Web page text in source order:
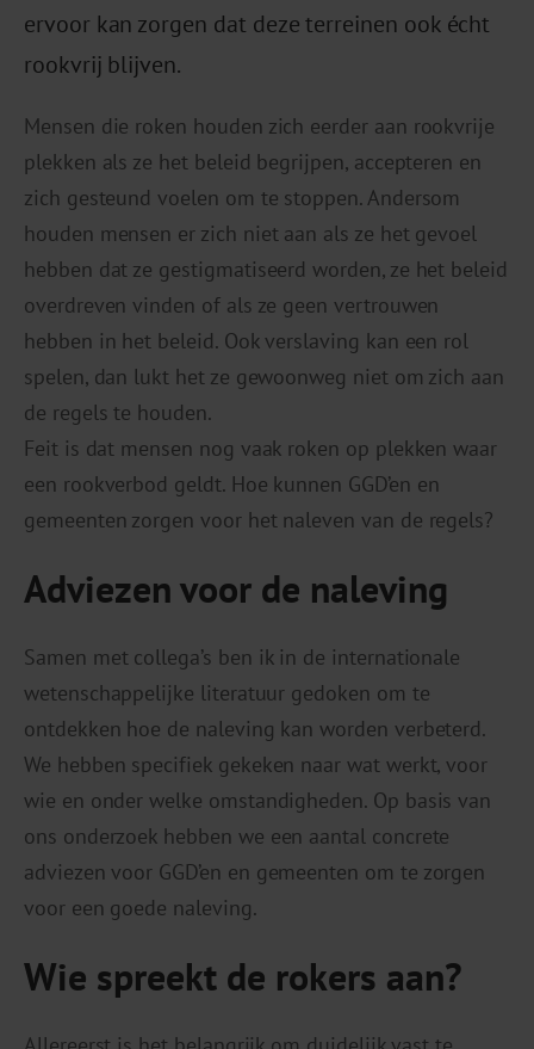
ervoor kan zorgen dat deze terreinen ook écht
rookvrij blijven.
Mensen die roken houden zich eerder aan rookvrije
plekken als ze het beleid begrijpen, accepteren en
zich gesteund voelen om te stoppen. Andersom
houden mensen er zich niet aan als ze het gevoel
hebben dat ze gestigmatiseerd worden, ze het beleid
overdreven vinden of als ze geen vertrouwen
hebben in het beleid. Ook verslaving kan een rol
spelen, dan lukt het ze gewoonweg niet om zich aan
de regels te houden.
Feit is dat mensen nog vaak roken op plekken waar
een rookverbod geldt. Hoe kunnen GGD’en en
gemeenten zorgen voor het naleven van de regels?
Adviezen voor de naleving
Samen met collega’s ben ik in de internationale
wetenschappelijke literatuur gedoken om te
ontdekken hoe de naleving kan worden verbeterd.
We hebben specifiek gekeken naar wat werkt, voor
wie en onder welke omstandigheden. Op basis van
ons onderzoek hebben we een aantal concrete
adviezen voor GGD’en en gemeenten om te zorgen
voor een goede naleving.
Wie spreekt de rokers aan?